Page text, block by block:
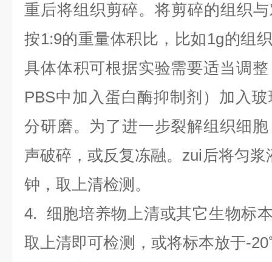
重后将组织剪碎。将剪碎的组织
按1:9的重量体积比，比如1g的组
具体体积可根据实验需要适当调
PBS中加入蛋白酶抑制剂）加入
分研磨。为了进一步裂解组织细
声破碎，或反复冻融。zui后将匀浆
钟，取上清检测。
4. 细胞培养物上清或其它生物标
取上清即可检测，或将标本放于-